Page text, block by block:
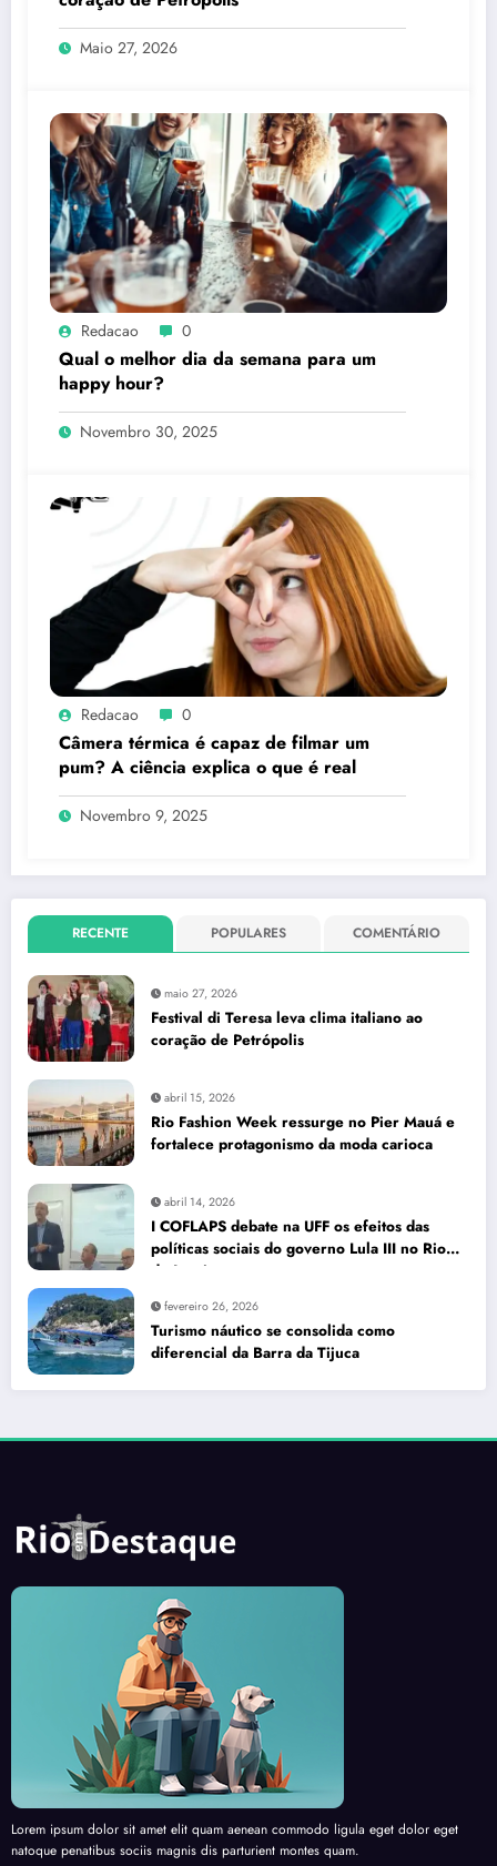
Maio 27, 2026
Redacao 0
Qual o melhor dia da semana para um
happy hour?
Novembro 30, 2025
Redacao 0
Câmera térmica é capaz de filmar um
pum? A ciência explica o que é real
Novembro 9, 2025
RECENTE POPULARES COMENTÁRIO
maio 27, 2026
Festival di Teresa leva clima italiano ao
coração de Petrópolis
abril 15, 2026
Rio Fashion Week ressurge no Pier Mauá e
fortalece protagonismo da moda carioca
abril 14, 2026
I COFLAPS debate na UFF os efeitos das
políticas sociais do governo Lula III no Rio
de Janeiro
fevereiro 26, 2026
Turismo náutico se consolida como
diferencial da Barra da Tijuca
Lorem ipsum dolor sit amet elit quam aenean commodo ligula eget dolor eget
natoque penatibus sociis magnis dis parturient montes quam.